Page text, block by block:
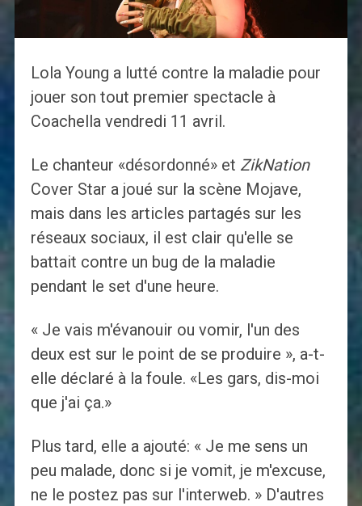
Lola Young a lutté contre la maladie pour
jouer son tout premier spectacle à
Coachella vendredi 11 avril.
Le chanteur «désordonné» et ZikNation
Cover Star a joué sur la scène Mojave,
mais dans les articles partagés sur les
réseaux sociaux, il est clair qu'elle se
battait contre un bug de la maladie
pendant le set d'une heure.
« Je vais m'évanouir ou vomir, l'un des
deux est sur le point de se produire », a-t-
elle déclaré à la foule. «Les gars, dis-moi
que j'ai ça.»
Plus tard, elle a ajouté: « Je me sens un
peu malade, donc si je vomit, je m'excuse,
ne le postez pas sur l'interweb. » D'autres